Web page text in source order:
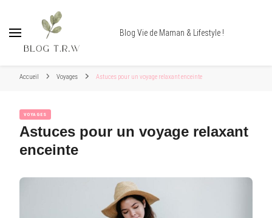
Blog Vie de Maman & Lifestyle !
Accueil Voyages Astuces pour un voyage relaxant enceinte
VOYAGES
Astuces pour un voyage relaxant
enceinte